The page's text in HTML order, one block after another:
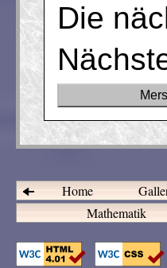
Die
Home
Mathematik